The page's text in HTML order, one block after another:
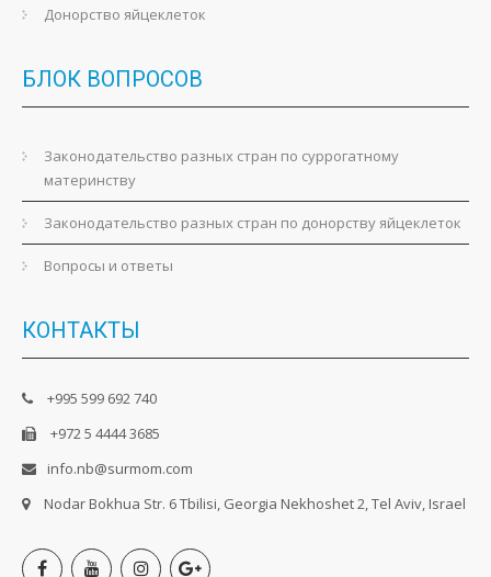
Донорство яйцеклеток
БЛОК ВОПРОСОВ
Законодательство разных стран по суррогатному
материнству
Законодательство разных стран по донорству яйцеклеток
Вопросы и ответы
КОНТАКТЫ
+995 599 692 740
+972 5 4444 3685
info.nb@surmom.com
Nodar Bokhua Str. 6 Tbilisi, Georgia Nekhoshet 2, Tel Aviv, Israel